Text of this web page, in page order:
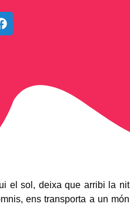
el sol, deixa que arribi la nit
ens transporta a un món